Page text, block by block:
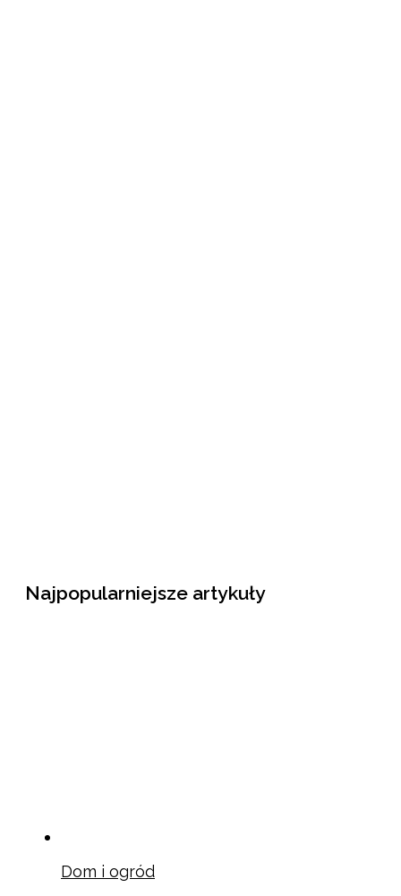
Najpopularniejsze artykuły
Dom i ogród